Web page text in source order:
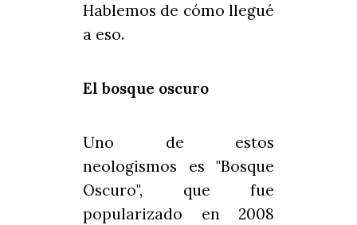
Hablemos de cómo llegué
a eso.
El bosque oscuro
Uno de estos
neologismos es "Bosque
Oscuro", que fue
popularizado en 2008